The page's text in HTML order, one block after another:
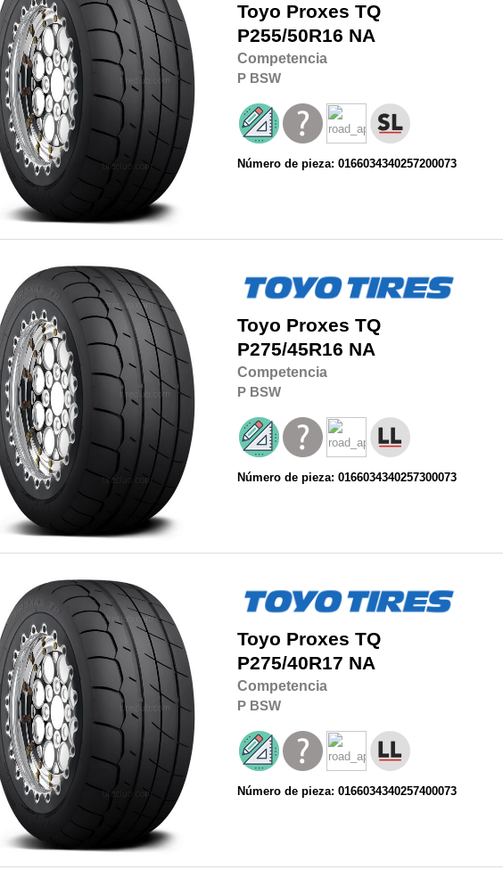
Toyo Proxes TQ
P255/50R16 NA
Competencia
P BSW
Número de pieza: 0166034340257200073
Toyo Proxes TQ
P275/45R16 NA
Competencia
P BSW
Número de pieza: 0166034340257300073
Toyo Proxes TQ
P275/40R17 NA
Competencia
P BSW
Número de pieza: 0166034340257400073